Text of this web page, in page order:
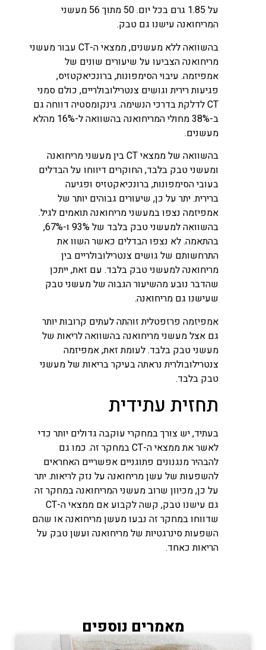
על 1.85 גרם בכל יום. 50 מתוך 56 מעשני
המריחואנה עישנו גם טבק.
בהשוואה ללא מעשנים, ממצאי ה-CT עבור מעשני
מריחואנה הצביעו על שיעורים שונים של
אמפיזמה. עיבוי הסימפונות, ברונכיאקטזיס,
פגיעות רירית וגושים צנטרילובולריים, כולם סמני
CT לדלקת בדרכי הנשימה. גינקומסטיה דווחה גם
ב-38% מחולי המריחואנה בהשוואה ל-16% מהלא
מעשנים.
בהשוואה של ממצאי CT בין מעשני מריחואנה
ומעשני טבק בלבד, החוקרים דיווחו על הבדלים
בעובי הסימפונות, ברונכיאקטזיס ופגיעה
ברירית. יתר על כן, שיעורים גבוהים יותר של
אמפיזמה נצפו במעשני מריחואנה תואמים לגיל.
בהשוואה למעשני טבק בלבד של 93% ו-67%,
בהתאמה. לא נצפו הבדלים כאשר השוו את
התרחשותם של גושים צנטרילובולריים בין
מריחואנה למעשני טבק בלבד. עם זאת, ייתכן
שהדבר נובע מהשיעור הגבוה של מעשני טבק
שעישנו גם מריחואנה.
אמפיזמה פרזפטלית זוהתה לעתים קרובות יותר
גם אצל מעשני מריחואנה בהשוואה לריאות של
מעשני טבק בלבד. לעומת זאת, אמפיזמה
צנטרילובולרית נראתה בעיקר בריאות של מעשני
טבק בלבד.
תחזית עתידית
בעתיד, יש צורך במחקרי עוקבה גדולים יותר כדי
לאשר את ממצאי ה-CT במחקר זה. כמו גם
להבהיר מנגנונים פתוגניים אפשריים האחראים
להשפעות של עשן מריחואנה על נזק לריאות. יתר
על כן, מכיוון שרוב מעשני המריחואנה במחקר זה
גם עישנו טבק, קשה לקבוע אם ממצאי ה-CT
שדווחו במחקר זה נבעו מעשן מריחואנה או שהם
השפעות סינרגטיות של מריחואנה ועשן טבק על
הריאות כאחד.
מאמרים נוספים